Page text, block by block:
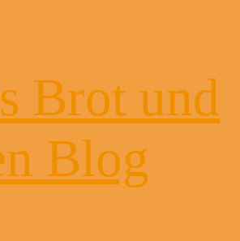
Brot und
Blog